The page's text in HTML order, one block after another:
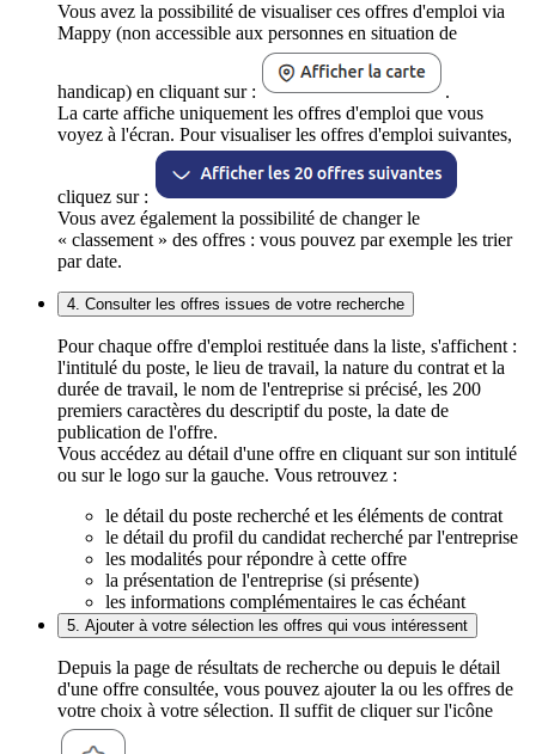
Vous avez la possibilité de visualiser ces offres d'emploi via
Mappy (non accessible aux personnes en situation de
handicap) en cliquant sur :
.
La carte affiche uniquement les offres d'emploi que vous
voyez à l'écran. Pour visualiser les offres d'emploi suivantes,
cliquez sur :
Vous avez également la possibilité de changer le
« classement » des offres : vous pouvez par exemple les trier
par date.
4. Consulter les offres issues de votre recherche
Pour chaque offre d'emploi restituée dans la liste, s'affichent :
l'intitulé du poste, le lieu de travail, la nature du contrat et la
durée de travail, le nom de l'entreprise si précisé, les 200
premiers caractères du descriptif du poste, la date de
publication de l'offre.
Vous accédez au détail d'une offre en cliquant sur son intitulé
ou sur le logo sur la gauche. Vous retrouvez :
le détail du poste recherché et les éléments de contrat
le détail du profil du candidat recherché par l'entreprise
les modalités pour répondre à cette offre
la présentation de l'entreprise (si présente)
les informations complémentaires le cas échéant
5. Ajouter à votre sélection les offres qui vous intéressent
Depuis la page de résultats de recherche ou depuis le détail
d'une offre consultée, vous pouvez ajouter la ou les offres de
votre choix à votre sélection. Il suffit de cliquer sur l'icône